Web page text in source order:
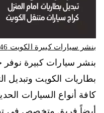
بنشر سيارات كبيرة الكويت 98080146‬ بنشر متنقل معدات ثقيلة
بنشر سيارات كبيرة
بطاريات الكويت وتبديل
كافة أنواع السيارات